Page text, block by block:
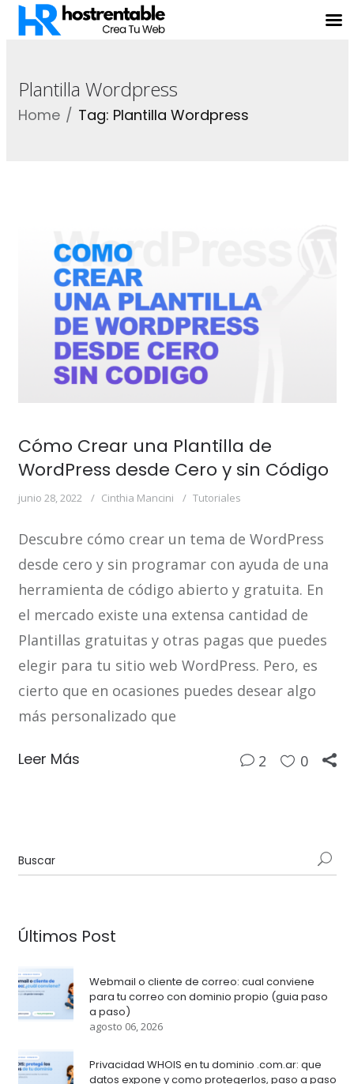
Plantilla Wordpress
Home Tag: Plantilla Wordpress
Cómo Crear una Plantilla de
WordPress desde Cero y sin Código
junio 28, 2022 Cinthia Mancini Tutoriales
Descubre cómo crear un tema de WordPress
desde cero y sin programar con ayuda de una
herramienta de código abierto y gratuita. En
el mercado existe una extensa cantidad de
Plantillas gratuitas y otras pagas que puedes
elegir para tu sitio web WordPress. Pero, es
cierto que en ocasiones puedes desear algo
más personalizado que
Leer Más 2 0
Últimos Post
Webmail o cliente de correo: cual conviene
para tu correo con dominio propio (guia paso
a paso)
agosto 06, 2026
Privacidad WHOIS en tu dominio .com.ar: que
datos expone y como protegerlos, paso a paso